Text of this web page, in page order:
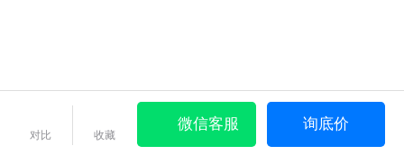
对比 收藏
微信客服 询底价